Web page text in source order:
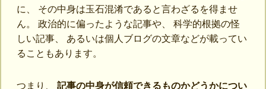
に、 その中身は玉石混淆であると言わざるを得ませ
ん。 政治的に偏ったような記事や、 科学的根拠の怪
しい記事、 あるいは個人ブログの文章などが載ってい
ることもあります。
つまり、記事の中身が信頼できるものかどうかについ